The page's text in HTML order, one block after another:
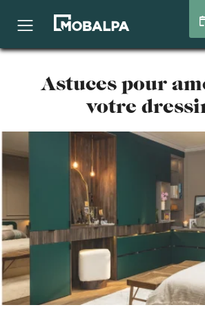
Astuces pour
votre